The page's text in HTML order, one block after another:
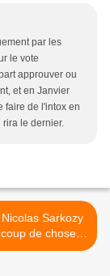
par les
le vote
approuver ou
et en Janvier
faire de l'intox en
rira le dernier.
Sarkozy
de choses
pour vous >